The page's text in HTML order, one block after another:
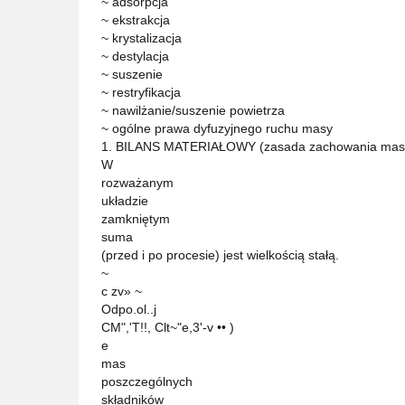
~ ekstrakcja
~ krystalizacja
~ destylacja
~ suszenie
~ restryfikacja
~ nawilżanie/suszenie powietrza
~ ogólne prawa dyfuzyjnego ruchu masy
1. BILANS MATERIAŁOWY (zasada zachowania
W
rozważanym
układzie
zamkniętym
suma
(przed i po procesie) jest wielkością stałą.
~
c zv» ~
Odpo.ol..j
CM",'T!!, Clt~"e,3'-v •• )
e
mas
poszczególnych
składników